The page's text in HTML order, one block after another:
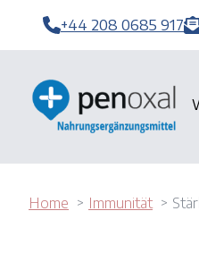
+44 208 0685 917
Home Immunität